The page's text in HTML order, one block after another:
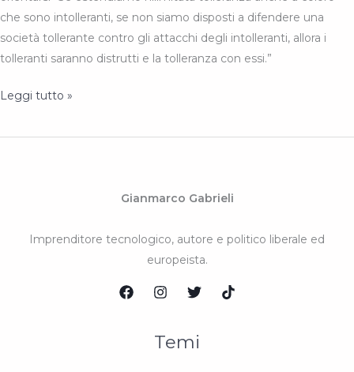
che sono intolleranti, se non siamo disposti a difendere una
società tollerante contro gli attacchi degli intolleranti, allora i
tolleranti saranno distrutti e la tolleranza con essi.”
Karl
libertà
Leggi tutto »
Gianmarco Gabrieli
Imprenditore tecnologico, autore e politico liberale ed
europeista.
Temi